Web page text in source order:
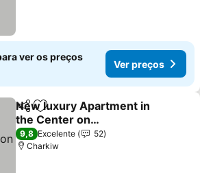
ver os preços
Ver preços
PartilharAdicionar aos favoritos
New luxury Apartment in
the Center on
Konstitution Square
Ver preços
9,8 Excelente
52
Charkiw